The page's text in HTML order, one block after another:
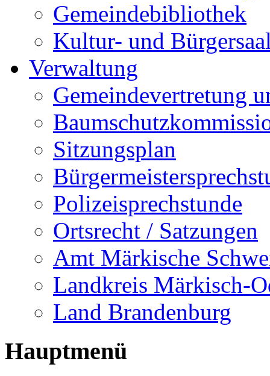
Gemeindebibliothek
Kultur- und
Verwaltung
Gemeindevertretung
Sitzungsplan
Polizeisprechstunde
Ortsrecht / Satzungen
Amt Märkische
Landkreis Märkisch-
Land Brandenburg
Hauptmenü